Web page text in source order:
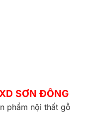
SƠN ĐÔNG
phẩm nội thất gỗ